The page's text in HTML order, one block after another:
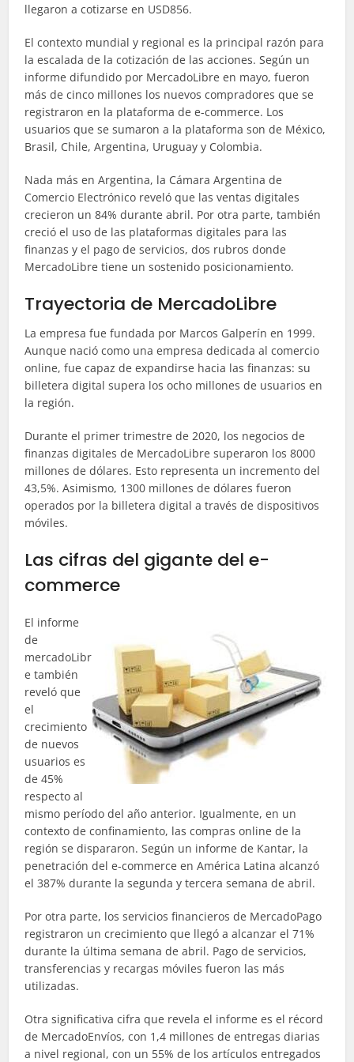
llegaron a cotizarse en USD856.
El contexto mundial y regional es la principal razón para
la escalada de la cotización de las acciones. Según un
informe difundido por MercadoLibre en mayo, fueron
más de cinco millones los nuevos compradores que se
registraron en la plataforma de e-commerce. Los
usuarios que se sumaron a la plataforma son de México,
Brasil, Chile, Argentina, Uruguay y Colombia.
Nada más en Argentina, la Cámara Argentina de
Comercio Electrónico reveló que las ventas digitales
crecieron un 84% durante abril. Por otra parte, también
creció el uso de las plataformas digitales para las
finanzas y el pago de servicios, dos rubros donde
MercadoLibre tiene un sostenido posicionamiento.
Trayectoria de MercadoLibre
La empresa fue fundada por Marcos Galperín en 1999.
Aunque nació como una empresa dedicada al comercio
online, fue capaz de expandirse hacia las finanzas: su
billetera digital supera los ocho millones de usuarios en
la región.
Durante el primer trimestre de 2020, los negocios de
finanzas digitales de MercadoLibre superaron los 8000
millones de dólares. Esto representa un incremento del
43,5%. Asimismo, 1300 millones de dólares fueron
operados por la billetera digital a través de dispositivos
móviles.
Las cifras del gigante del e-
commerce
El informe
de
mercadoLibr
e también
reveló que
el
crecimiento
de nuevos
usuarios es
de 45%
respecto al
mismo período del año anterior. Igualmente, en un
contexto de confinamiento, las compras online de la
región se dispararon. Según un informe de Kantar, la
penetración del e-commerce en América Latina alcanzó
el 387% durante la segunda y tercera semana de abril.
Por otra parte, los servicios financieros de MercadoPago
registraron un crecimiento que llegó a alcanzar el 71%
durante la última semana de abril. Pago de servicios,
transferencias y recargas móviles fueron las más
utilizadas.
Otra significativa cifra que revela el informe es el récord
de MercadoEnvíos, con 1,4 millones de entregas diarias
a nivel regional, con un 55% de los artículos entregados